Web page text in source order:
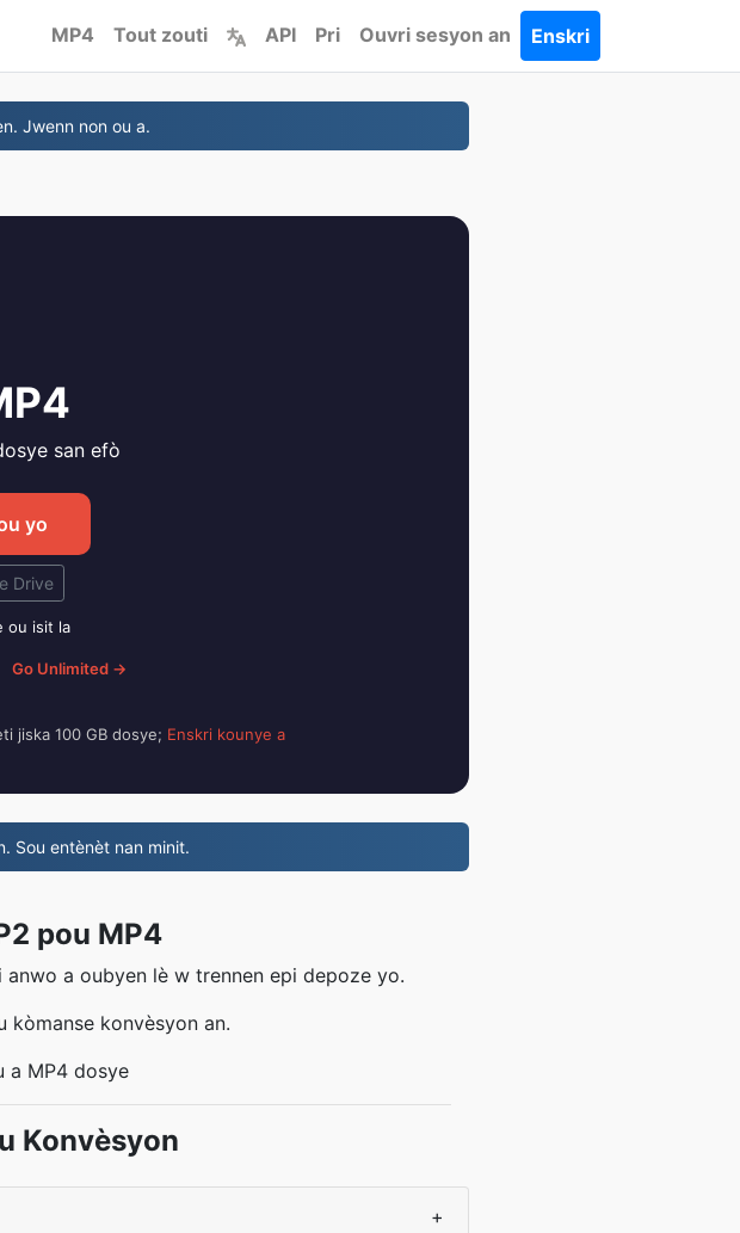
MP4 Tout zouti API Pri Ouvri sesyon an Enskri
Jwenn non ou a.
san efò
yo
Drive
ou isit la
Go Unlimited →
jiska 100 GB dosye; Enskri kounye a
Sou entènèt nan minit.
pou MP4
a oubyen lè w trennen epi depoze yo.
kòmanse konvèsyon an.
a MP4 dosye
Konvèsyon
+